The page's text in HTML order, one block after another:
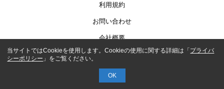
利用規約
お問い合わせ
会社概要
当サイトではCookieを使用します。Cookieの使用に関する詳細は「プライバ
シーポリシー 」をご覧ください。
OK